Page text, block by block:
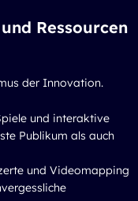
Ressourcen
der Innovation.
und interaktive
Publikum als auch
und Videomapping